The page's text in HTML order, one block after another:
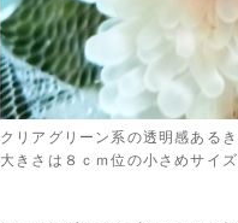
クリアグリーン系の透明感ある
大きさは８ｃｍ位の小さめサイ